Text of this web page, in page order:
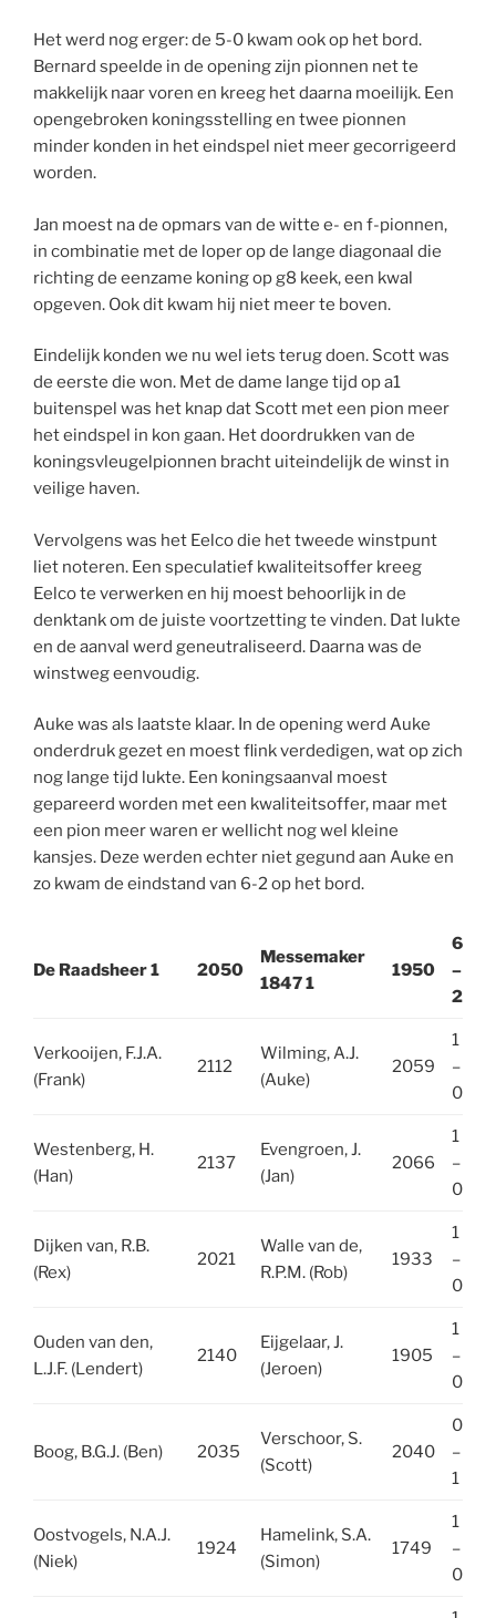
Het werd nog erger: de 5-0 kwam ook op het bord.
Bernard speelde in de opening zijn pionnen net te
makkelijk naar voren en kreeg het daarna moeilijk. Een
opengebroken koningsstelling en twee pionnen
minder konden in het eindspel niet meer gecorrigeerd
worden.
Jan moest na de opmars van de witte e- en f-pionnen,
in combinatie met de loper op de lange diagonaal die
richting de eenzame koning op g8 keek, een kwal
opgeven. Ook dit kwam hij niet meer te boven.
Eindelijk konden we nu wel iets terug doen. Scott was
de eerste die won. Met de dame lange tijd op a1
buitenspel was het knap dat Scott met een pion meer
het eindspel in kon gaan. Het doordrukken van de
koningsvleugelpionnen bracht uiteindelijk de winst in
veilige haven.
Vervolgens was het Eelco die het tweede winstpunt
liet noteren. Een speculatief kwaliteitsoffer kreeg
Eelco te verwerken en hij moest behoorlijk in de
denktank om de juiste voortzetting te vinden. Dat lukte
en de aanval werd geneutraliseerd. Daarna was de
winstweg eenvoudig.
Auke was als laatste klaar. In de opening werd Auke
onderdruk gezet en moest flink verdedigen, wat op zich
nog lange tijd lukte. Een koningsaanval moest
gepareerd worden met een kwaliteitsoffer, maar met
een pion meer waren er wellicht nog wel kleine
kansjes. Deze werden echter niet gegund aan Auke en
zo kwam de eindstand van 6-2 op het bord.
De Raadsheer 1 2050
Messemaker
1847 1
1950
6
–
2
Verkooijen, F.J.A.
(Frank)
2112
Wilming, A.J.
(Auke)
2059
1
–
0
Westenberg, H.
(Han)
2137
Evengroen, J.
(Jan)
2066
1
–
0
Dijken van, R.B.
(Rex)
2021
Walle van de,
R.P.M. (Rob)
1933
1
–
0
Ouden van den,
L.J.F. (Lendert)
2140
Eijgelaar, J.
(Jeroen)
1905
1
–
0
Boog, B.G.J. (Ben) 2035
Verschoor, S.
(Scott)
2040
0
–
1
Oostvogels, N.A.J.
(Niek)
1924
Hamelink, S.A.
(Simon)
1749
1
–
0